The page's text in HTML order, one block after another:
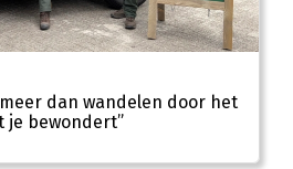
dan wandelen door het
je bewondert”